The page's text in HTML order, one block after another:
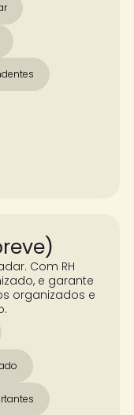
Com RH
e garante
organizados e